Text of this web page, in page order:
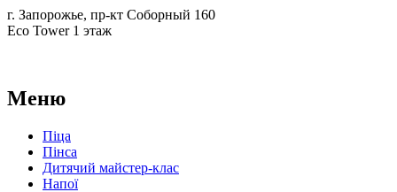
г. Запорожье, пр-кт Соборный 160
Eco Tower 1 этаж
Меню
Піца
Пінса
Дитячий майстер-клас
Напої